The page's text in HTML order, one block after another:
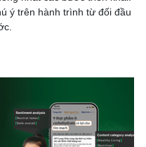
ý trên hành trình từ đối đầu